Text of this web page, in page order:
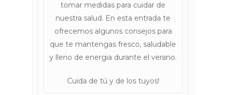
tomar medidas para cuidar de
nuestra salud. En esta entrada te
ofrecemos algunos consejos para
que te mantengas fresco, saludable
y lleno de energia durante el verano.
Cuida de tú y de los tuyos!